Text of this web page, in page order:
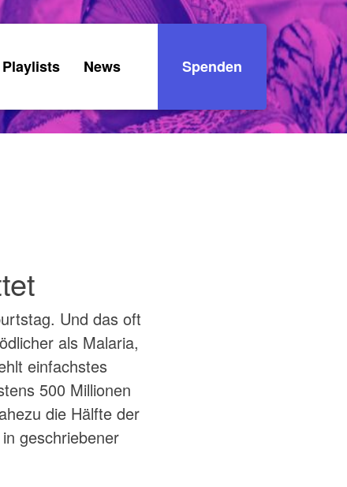
Playlists News Spenden
Und das oft
als Malaria,
einfachstes
500 Millionen
die Hälfte der
geschriebener